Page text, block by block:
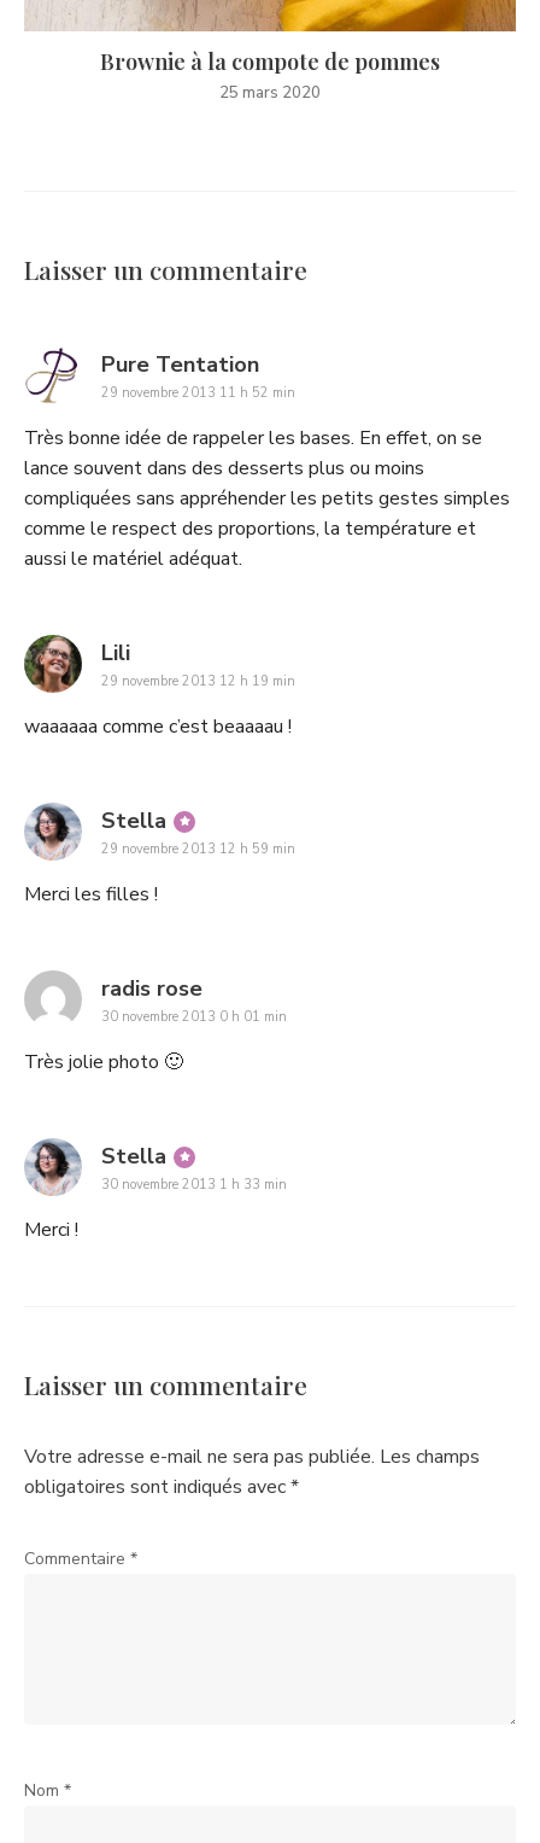
Brownie à la compote de pommes
25 mars 2020
Laisser un commentaire
Pure Tentationsays:
29 novembre 2013 11 h 52 min
Très bonne idée de rappeler les bases. En effet, on se
lance souvent dans des desserts plus ou moins
compliquées sans appréhender les petits gestes simples
comme le respect des proportions, la température et
aussi le matériel adéquat.
Lilisays:
29 novembre 2013 12 h 19 min
waaaaaa comme c’est beaaaau !
Stella says:
29 novembre 2013 12 h 59 min
Merci les filles !
radis rosesays:
30 novembre 2013 0 h 01 min
Très jolie photo 🙂
Stella says:
30 novembre 2013 1 h 33 min
Merci !
Laisser un commentaire
Votre adresse e-mail ne sera pas publiée. Les champs
obligatoires sont indiqués avec*
Commentaire *
Nom *